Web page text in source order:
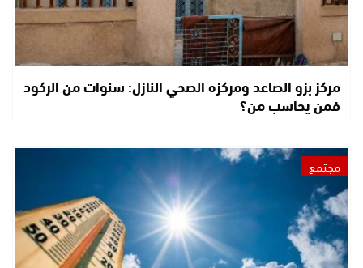
مركز بزو الصاعد ومركزه الصحي النازل: سنوات من الركود
فمن يحاسب من؟
مجتمع